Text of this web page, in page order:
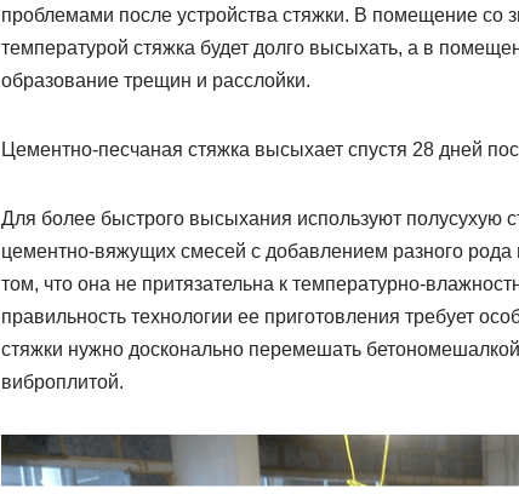
проблемами после устройства стяжки. В помещение со
температурой стяжка будет долго высыхать, а в
образование трещин и расслойки.
Цементно-песчаная стяжка высыхает спустя 28 дней
Для более быстрого высыхания используют полусухую
цементно-вяжущих смесей с добавлением разного
том, что она не притязательна к температурно-
правильность технологии ее приготовления требует
стяжки нужно досконально перемешать
виброплитой.